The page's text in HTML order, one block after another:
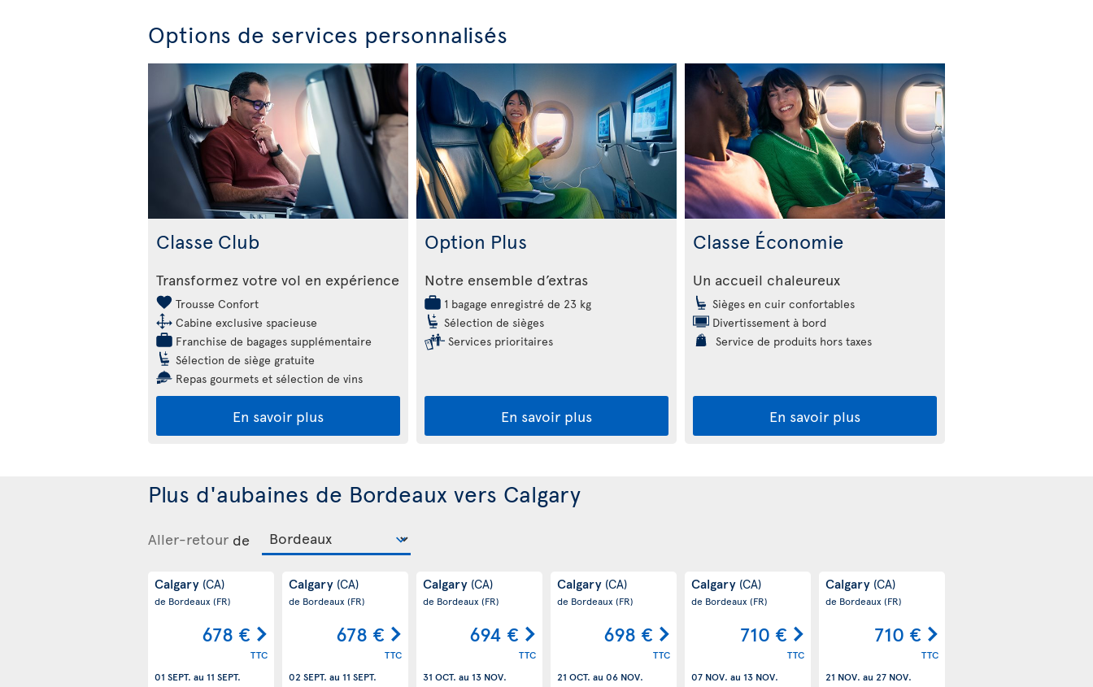
Options de services personnalisés
Classe Club
Transformez votre vol en expérience
Trousse Confort
Cabine exclusive spacieuse
Franchise de bagages supplémentaire
Sélection de siège gratuite
Repas gourmets et sélection de vins
En savoir plus
Option Plus
Notre ensemble d’extras
1 bagage enregistré de 23 kg
Sélection de sièges
Services prioritaires
En savoir plus
Classe Économie
Un accueil chaleureux
Sièges en cuir confortables
Divertissement à bord
Service de produits hors taxes
En savoir plus
Plus d'aubaines de Bordeaux vers Calgary
Aller-retour de
Calgary (CA)
de Bordeaux (FR)
678 €
TTC
01 SEPT. au 11 SEPT.
Calgary (CA)
de Bordeaux (FR)
678 €
TTC
02 SEPT. au 11 SEPT.
Calgary (CA)
de Bordeaux (FR)
694 €
TTC
31 OCT. au 13 NOV.
Calgary (CA)
de Bordeaux (FR)
698 €
TTC
21 OCT. au 06 NOV.
Calgary (CA)
de Bordeaux (FR)
710 €
TTC
07 NOV. au 13 NOV.
Calgary (CA)
de Bordeaux (FR)
710 €
TTC
21 NOV. au 27 NOV.